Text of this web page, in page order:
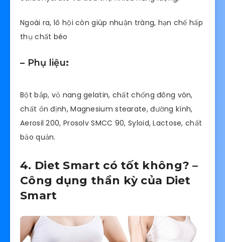
Ngoài ra, lô hội còn giúp nhuận tràng, hạn chế hấp
thụ chất béo
– Phụ liệu:
Bột bắp, vỏ nang gelatin, chất chống đông vón,
chất ổn định, Magnesium stearate, đường kính,
Aerosil 200, Prosolv SMCC 90, Syloid, Lactose, chất
bảo quản.
4. Diet Smart có tốt không? –
Công dụng thần kỳ của Diet
Smart